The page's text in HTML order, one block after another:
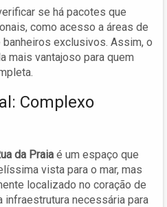
se há pacotes que
como acesso a áreas de
banheiros exclusivos. Assim, o
mais vantajoso para quem
Complexo
da Praia é um espaço que
vista para o mar, mas
localizado no coração de
infraestrutura necessária para